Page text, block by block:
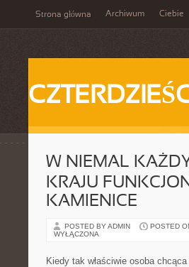
Strona główna Archiwum Ciebie
W NIEMAL
KRAJU
KAMIENICE
POSTED BY ADMIN POSTED
WYŁĄCZONA
Kiedy tak właściwie osoba